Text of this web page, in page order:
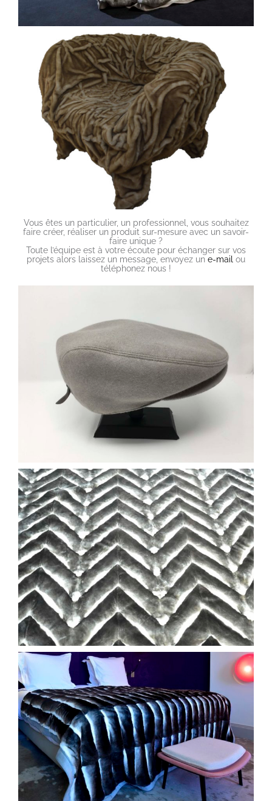
Vous êtes un particulier, un professionnel, vous souhaitez
faire créer, réaliser un produit sur-mesure avec un savoir-
faire unique ?
Toute l’équipe est à votre écoute pour échanger sur vos
projets alors laissez un message, envoyez un e-mail ou
téléphonez nous !